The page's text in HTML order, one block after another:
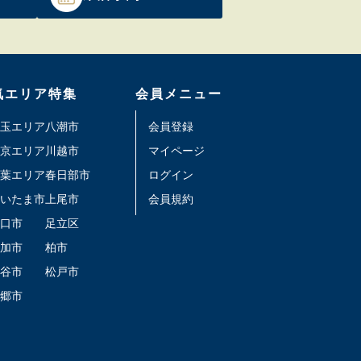
エリア特集
エリア
エリア
エリア
たま市
市
市
市
市
八潮市
川越市
春日部市
上尾市
足立区
柏市
松戸市
会員メニュー
会員登録
マイページ
ログイン
会員規約